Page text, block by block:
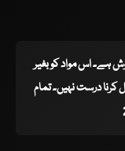
ہے۔ اس مواد کو بغیر
درست نہیں۔ تمام